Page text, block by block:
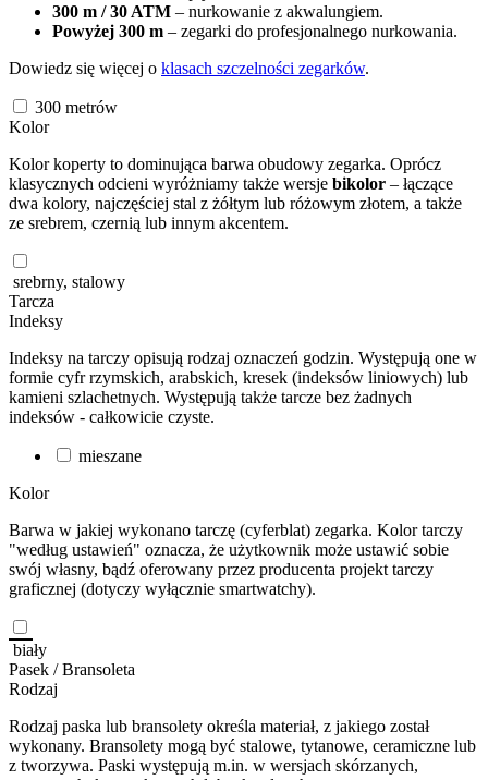
300 m / 30 ATM – nurkowanie z akwalungiem.
Powyżej 300 m – zegarki do profesjonalnego nurkowania.
Dowiedz się więcej o klasach szczelności zegarków.
300 metrów
Kolor
Kolor koperty to dominująca barwa obudowy zegarka. Oprócz
klasycznych odcieni wyróżniamy także wersje bikolor – łączące
dwa kolory, najczęściej stal z żółtym lub różowym złotem, a także
ze srebrem, czernią lub innym akcentem.
srebrny, stalowy
Tarcza
Indeksy
Indeksy na tarczy opisują rodzaj oznaczeń godzin. Występują one w
formie cyfr rzymskich, arabskich, kresek (indeksów liniowych) lub
kamieni szlachetnych. Występują także tarcze bez żadnych
indeksów - całkowicie czyste.
mieszane
Kolor
Barwa w jakiej wykonano tarczę (cyferblat) zegarka. Kolor tarczy
"według ustawień" oznacza, że użytkownik może ustawić sobie
swój własny, bądź oferowany przez producenta projekt tarczy
graficznej (dotyczy wyłącznie smartwatchy).
biały
Pasek / Bransoleta
Rodzaj
Rodzaj paska lub bransolety określa materiał, z jakiego został
wykonany. Bransolety mogą być stalowe, tytanowe, ceramiczne lub
z tworzywa. Paski występują m.in. w wersjach skórzanych,